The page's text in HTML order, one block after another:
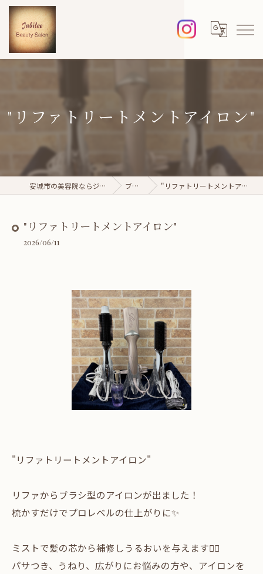
"リファトリートメントアイロン"
安城市の美容院ならジュビレ ブログ "リファトリートメントアイロン"
"リファトリートメントアイロン"
2026/06/11
"リファトリートメントアイロン"
リファからブラシ型のアイロンが出ました！
梳かすだけでプロレベルの仕上がりに✨
ミストで髪の芯から補修しうるおいを与えます🧏‍♀️
パサつき、うねり、広がりにお悩みの方や、アイロンを